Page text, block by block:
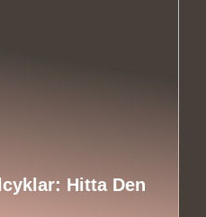
Hitta Den